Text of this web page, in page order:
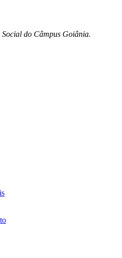
do Câmpus Goiânia.